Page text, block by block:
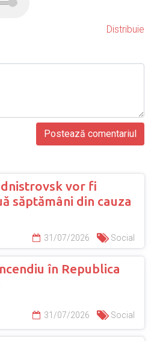
Distribuie
vor fi
săptămâni din cauza
31/07/2026 Social
în Republica
31/07/2026 Social